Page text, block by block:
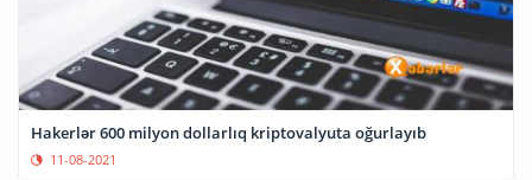
Hakerlər 600 milyon dollarlıq kriptovalyuta oğurlayıb
11-08-2021